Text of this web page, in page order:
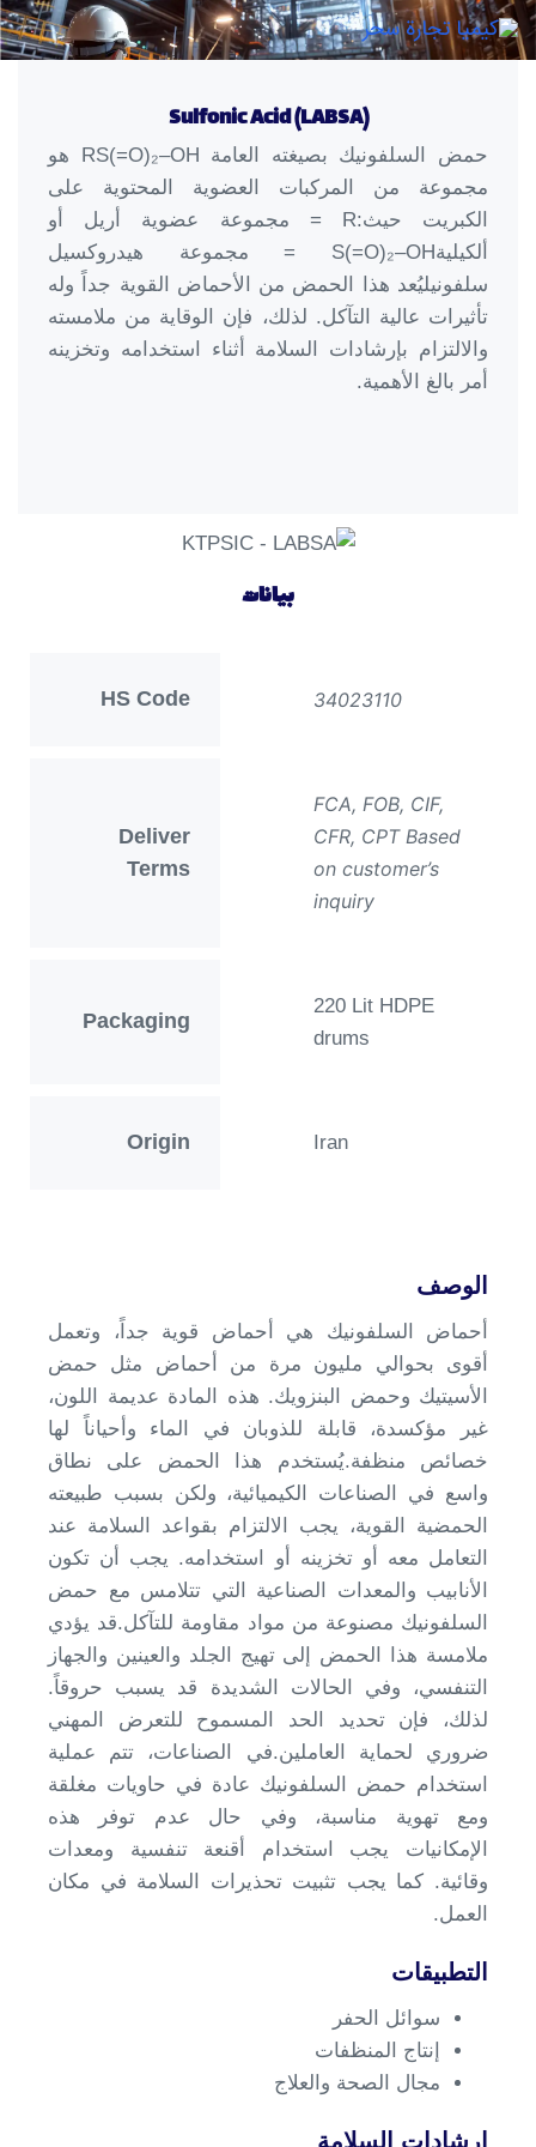
Sulfonic Acid (LABSA)
حمض السلفونيك بصيغته العامة RS(=O)₂–OH هو
مجموعة من المركبات العضوية المحتوية على
الكبريت حيث:R = مجموعة عضوية أريل أو
ألكيليةS(=O)₂–OH = مجموعة هيدروكسيل
سلفونيليُعد هذا الحمض من الأحماض القوية جداً وله
تأثيرات عالية التآكل. لذلك، فإن الوقاية من ملامسته
والالتزام بإرشادات السلامة أثناء استخدامه وتخزينه
أمر بالغ الأهمية.
الوصف
أحماض السلفونيك هي أحماض قوية جداً، وتعمل
أقوى بحوالي مليون مرة من أحماض مثل حمض
الأسيتيك وحمض البنزويك. هذه المادة عديمة اللون،
غير مؤكسدة، قابلة للذوبان في الماء وأحياناً لها
خصائص منظفة.يُستخدم هذا الحمض على نطاق
واسع في الصناعات الكيميائية، ولكن بسبب طبيعته
الحمضية القوية، يجب الالتزام بقواعد السلامة عند
التعامل معه أو تخزينه أو استخدامه. يجب أن تكون
الأنابيب والمعدات الصناعية التي تتلامس مع حمض
السلفونيك مصنوعة من مواد مقاومة للتآكل.قد يؤدي
ملامسة هذا الحمض إلى تهيج الجلد والعينين والجهاز
التنفسي، وفي الحالات الشديدة قد يسبب حروقاً.
لذلك، فإن تحديد الحد المسموح للتعرض المهني
ضروري لحماية العاملين.في الصناعات، تتم عملية
استخدام حمض السلفونيك عادة في حاويات مغلقة
ومع تهوية مناسبة، وفي حال عدم توفر هذه
الإمكانيات يجب استخدام أقنعة تنفسية ومعدات
وقائية. كما يجب تثبيت تحذيرات السلامة في مكان
العمل.
التطبيقات
سوائل الحفر
إنتاج المنظفات
مجال الصحة والعلاج
إرشادات السلامة
بيانات
34023110
HS Code
FCA, FOB, CIF,
CFR, CPT Based
on customer’s
inquiry
Deliver
Terms
220 Lit HDPE
drums
Packaging
Iran
Origin